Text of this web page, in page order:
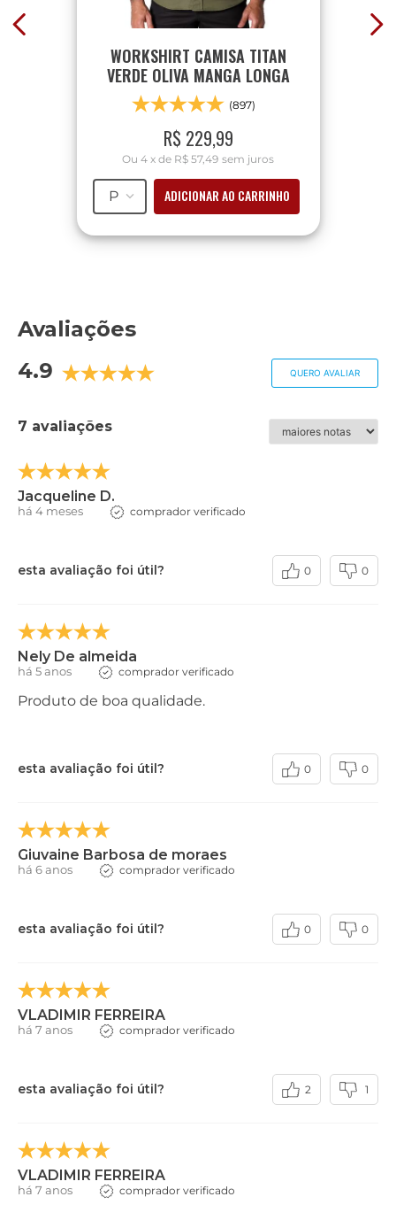
WORKSHIRT CAMISA TITAN
VERDE OLIVA MANGA LONGA
(897)
R$ 229,99
Ou 4 x de R$ 57,49 sem juros
P ADICIONAR AO CARRINHO
Avaliações
4.9
QUERO AVALIAR
7 avaliações
Jacqueline D.
há 4 meses comprador verificado
esta avaliação foi útil? 0 0
Nely De almeida
há 5 anos comprador verificado
Produto de boa qualidade.
esta avaliação foi útil? 0 0
Giuvaine Barbosa de moraes
há 6 anos comprador verificado
esta avaliação foi útil? 0 0
VLADIMIR FERREIRA
há 7 anos comprador verificado
esta avaliação foi útil? 2 1
VLADIMIR FERREIRA
há 7 anos comprador verificado